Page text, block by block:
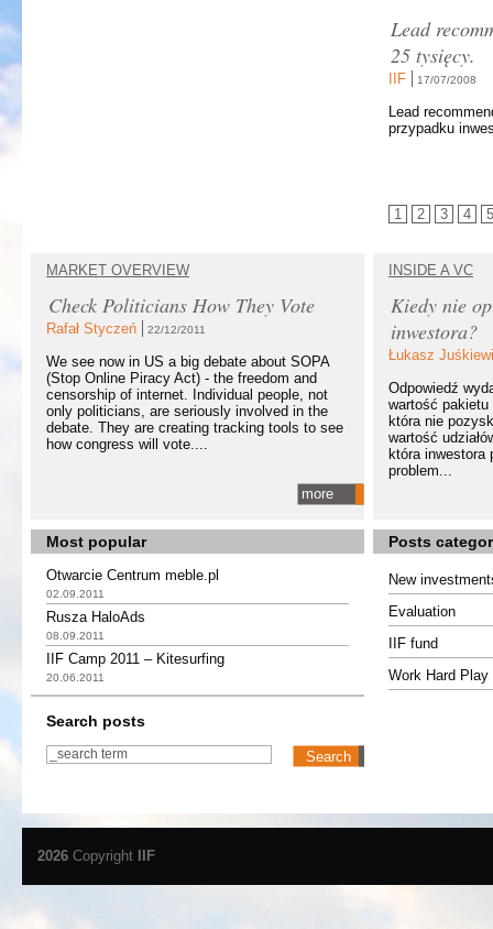
Lead
25 tysięcy.
IIF 17/07/2008
Lead
przypadku
1 2 3 4 5
MARKET OVERVIEW
Check Politicians How They Vote
Rafał Styczeń 22/12/2011
We see now in US a big debate about SOPA
(Stop Online Piracy Act) - the freedom and
censorship of internet. Individual people, not
only politicians, are seriously involved in the
debate. They are creating tracking tools to see
how congress will vote....
more
INSIDE A VC
Kiedy nie
inwestora?
Łukasz
Odpowiedź
wartość pakietu
która nie
wartość
która inwestora
problem...
Most popular Posts
Otwarcie Centrum meble.pl
02.09.2011
Rusza HaloAds
08.09.2011
IIF Camp 2011 – Kitesurfing
20.06.2011
New
Evaluation
IIF fund
Work Hard Play
Search posts
2026 Copyright IIF